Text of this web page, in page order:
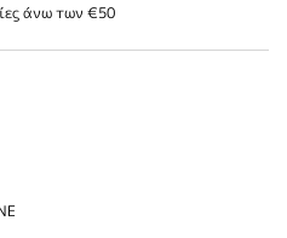
άνω των €50